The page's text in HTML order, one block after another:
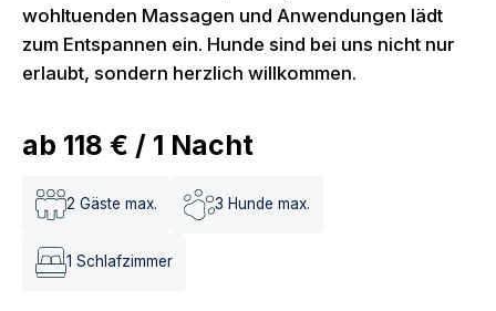
wohltuenden Massagen und Anwendungen lädt
zum Entspannen ein. Hunde sind bei uns nicht nur
erlaubt, sondern herzlich willkommen.
ab 118 € / 1 Nacht
2 Gäste max. 3 Hunde max.
1 Schlafzimmer